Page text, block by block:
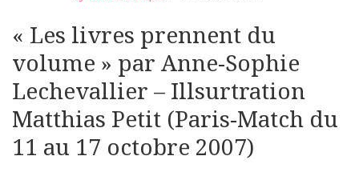
« Les livres prennent du
volume » par Anne-Sophie
Lechevallier – Illsurtration
Matthias Petit (Paris-Match du
11 au 17 octobre 2007)